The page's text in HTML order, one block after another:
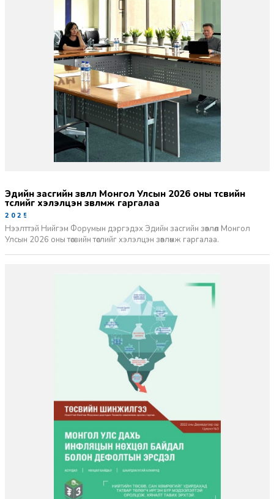
Эдийн засгийн зөвлөл Монгол Улсын 2026 оны төсвийн
төслийг хэлэлцэн зөвлөмж гаргалаа
2025-10-01
Нээлттэй Нийгэм Форумын дэргэдэх Эдийн засгийн зөвлөл Монгол
Улсын 2026 оны төсвийн төслийг хэлэлцэн зөвлөмж гаргалаа.